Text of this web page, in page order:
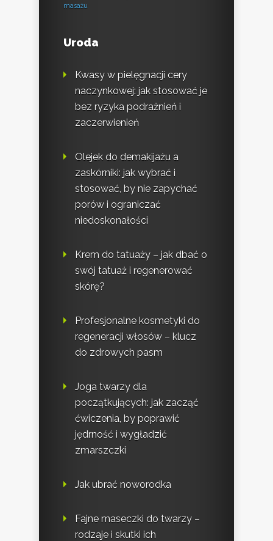
masażu
Uroda
Kwasy w pielęgnacji cery
naczynkowej: jak stosować je
bez ryzyka podrażnień i
zaczerwienień
Olejek do demakijażu a
zaskórniki: jak wybrać i
stosować, by nie zapychać
porów i ograniczać
niedoskonałości
Krem do tatuaży – jak dbać o
swój tatuaż i regenerować
skórę?
Profesjonalne kosmetyki do
regeneracji włosów – klucz
do zdrowych pasm
Joga twarzy dla
początkujących: jak zacząć
ćwiczenia, by poprawić
jędrność i wygładzić
zmarszczki
Jak ubrać noworodka
Fajne maseczki do twarzy –
rodzaje i skutki ich